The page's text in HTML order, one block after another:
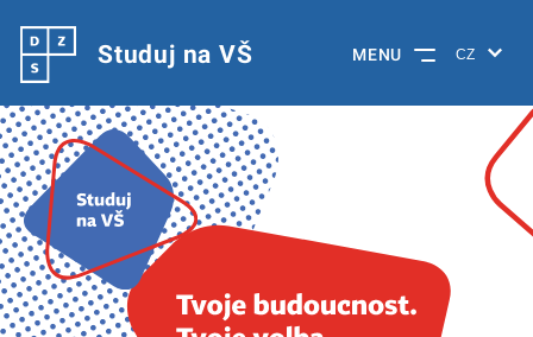
Studuj na VŠ MENU